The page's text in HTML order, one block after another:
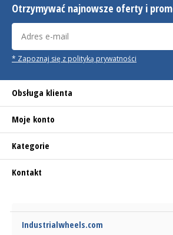
Otrzymywać najnowsze oferty i
* Zapoznaj się z polityką prywatności
Obsługa klienta
Moje konto
Kategorie
Kontakt
Industrialwheels.com